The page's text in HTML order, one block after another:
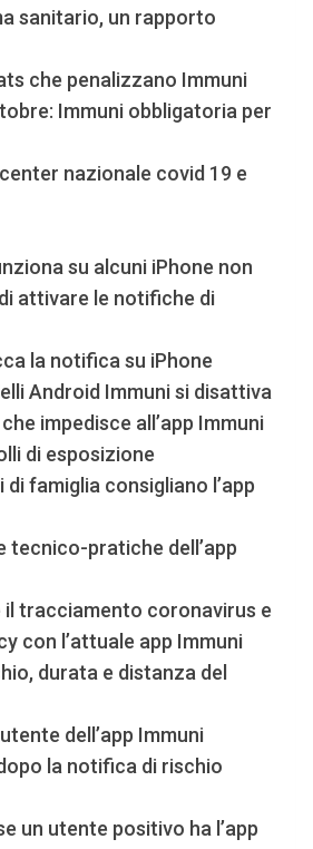
sanitario, un rapporto
che penalizzano Immuni
Immuni obbligatoria per
nazionale covid 19 e
su alcuni iPhone non
attivare le notifiche di
la notifica su iPhone
Android Immuni si disattiva
impedisce all’app Immuni
di esposizione
di famiglia consigliano l’app
pratiche dell’app
il tracciamento coronavirus e
con l’attuale app Immuni
durata e distanza del
dell’app Immuni
la notifica di rischio
un utente positivo ha l’app